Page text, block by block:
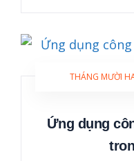
THÁNG MƯỜI
Ứng dụng